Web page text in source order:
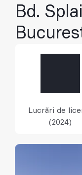
Bd.
Lucrări de
(2024)